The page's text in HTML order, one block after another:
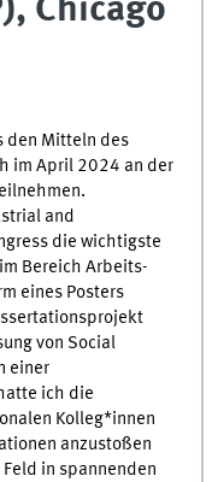
Chicago
den Mitteln des
im April 2024 an der
and
die wichtigste
Bereich Arbeits-
eines Posters
von Social
einer
ich die
Kolleg*innen
anzustoßen
in spannenden